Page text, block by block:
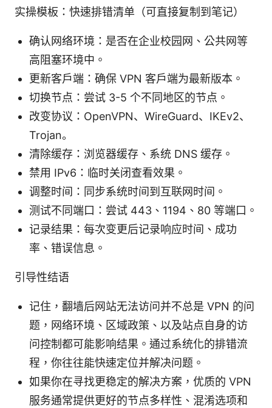
实操模板：快速排错清单（可直接复制到笔记）
确认网络环境：是否在企业校园网、公共网等
高阻塞环境中。
更新客户端：确保 VPN 客户端为最新版本。
切换节点：尝试 3-5 个不同地区的节点。
改变协议：OpenVPN、WireGuard、IKEv2、
Trojan。
清除缓存：浏览器缓存、系统 DNS 缓存。
禁用 IPv6：临时关闭查看效果。
调整时间：同步系统时间到互联网时间。
测试不同端口：尝试 443、1194、80 等端口。
记录结果：每次变更后记录响应时间、成功
率、错误信息。
引导性结语
记住，翻墙后网站无法访问并不总是 VPN 的问
题，网络环境、区域政策、以及站点自身的访
问控制都可能影响结果。通过系统化的排错流
程，你往往能快速定位并解决问题。
如果你在寻找更稳定的解决方案，优质的 VPN
服务通常提供更好的节点多样性、混淆选项和